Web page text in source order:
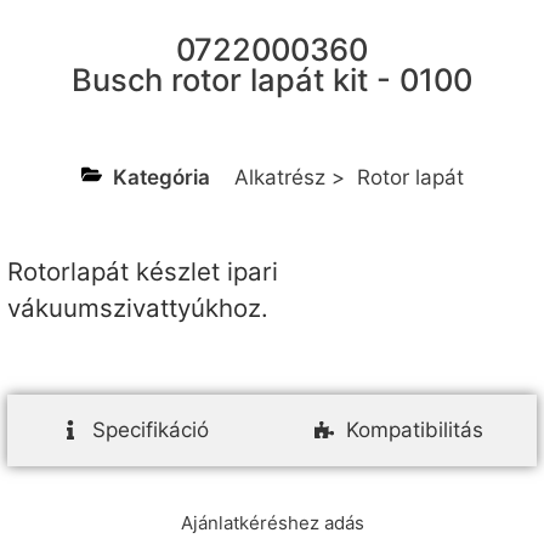
0722000360
Busch rotor lapát kit - 0100
Kategória Alkatrész > Rotor lapát
Rotorlapát készlet ipari
vákuumszivattyúkhoz.
Specifikáció Kompatibilitás
Ajánlatkéréshez adás